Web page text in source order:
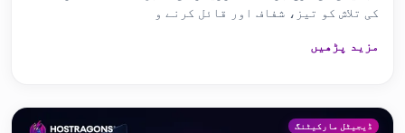
کی تلاش کو تیز، شفاف اور قائل کرنے و
مزید پڑھیں
ڈیجیٹل مارکیٹنگ